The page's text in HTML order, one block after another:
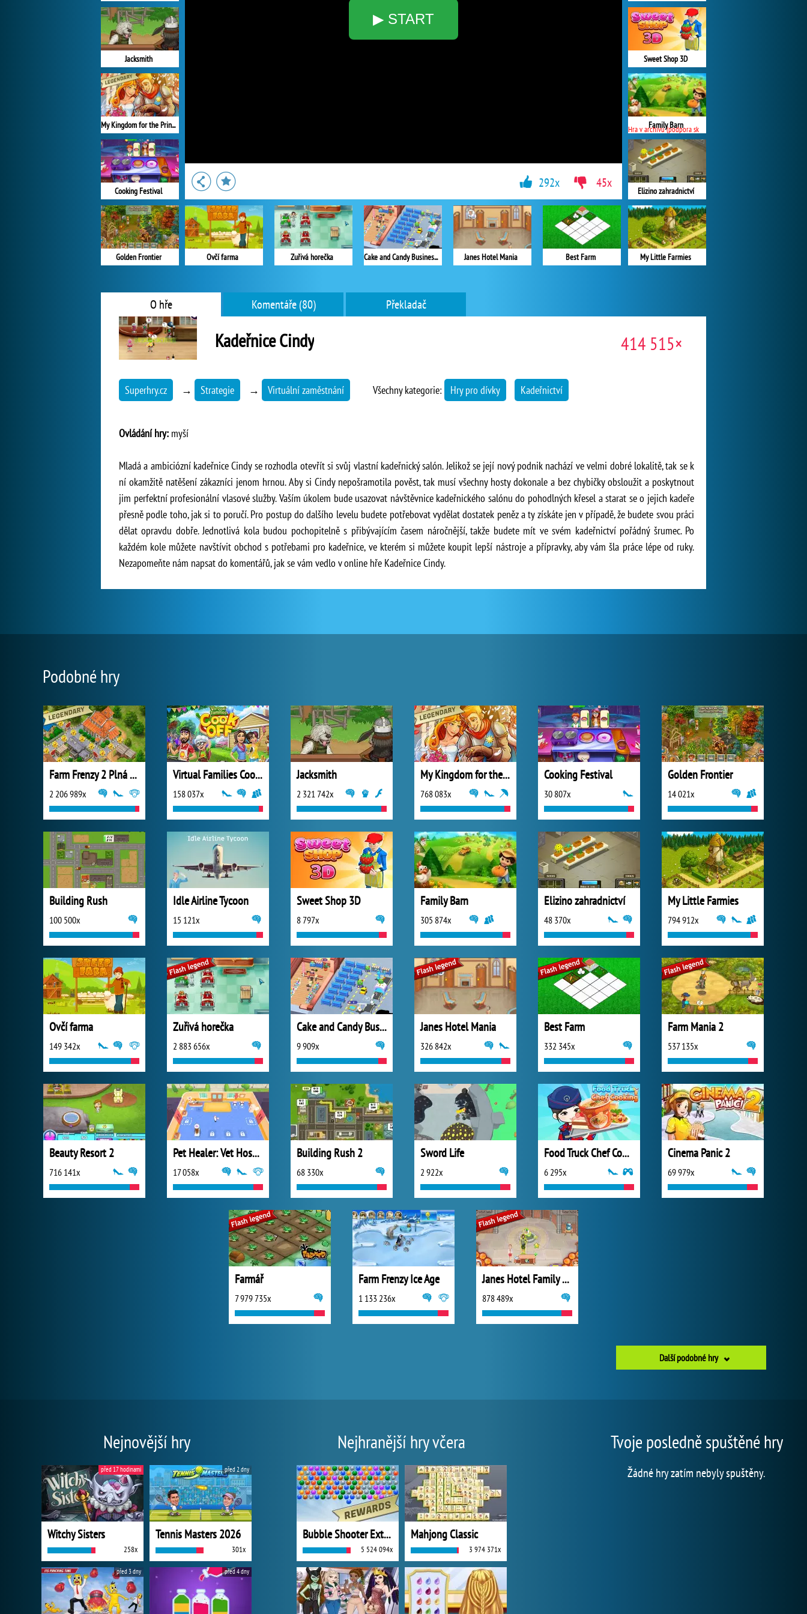
▶ START
Jacksmith
My Kingdom for the Princess Plná verze
Cooking Festival
Golden Frontier
Sweet Shop 3D
Family Barn
Hra v archivu (podpora skončila)
Elizino zahradnictví
My Little Farmies
Ovčí farma Zuřivá horečka Cake and Candy Business Tycoon Janes Hotel Mania Best Farm
292x 45x
O hře Komentáře (80) Překladač
Kadeřnice Cindy 414 515×
Superhry.cz → Strategie → Virtuální zaměstnání Všechny kategorie: Hry pro dívky Kadeřnictví
Ovládání hry: myší
Mladá a ambiciózní kadeřnice Cindy se rozhodla otevřít si svůj vlastní kadeřnický salón. Jelikož se její nový podnik nachází ve velmi dobré lokalitě, tak se k
ní okamžitě natěšení zákazníci jenom hrnou. Aby si Cindy nepošramotila pověst, tak musí všechny hosty dokonale a bez chybičky obsloužit a poskytnout
jim perfektní profesionální vlasové služby. Vaším úkolem bude usazovat návštěvnice kadeřnického salónu do pohodlných křesel a starat se o jejich kadeře
přesně podle toho, jak si to poručí. Pro postup do dalšího levelu budete potřebovat vydělat dostatek peněz a ty získáte jen v případě, že budete svou práci
dělat opravdu dobře. Jednotlivá kola budou pochopitelně s přibývajícím časem náročnější, takže budete mít ve svém kadeřnictví pořádný šrumec. Po
každém kole můžete navštívit obchod s potřebami pro kadeřnice, ve kterém si můžete koupit lepší nástroje a přípravky, aby vám šla práce lépe od ruky.
Nezapomeňte nám napsat do komentářů, jak se vám vedlo v online hře Kadeřnice Cindy.
Podobné hry
Farm Frenzy 2 Plná Verze
2 206 989x
Virtual Families Cook Off
158 037x
Jacksmith
2 321 742x
My Kingdom for the Princess Plná verze
768 083x
Cooking Festival
30 807x
Golden Frontier
14 021x
Building Rush
100 500x
Idle Airline Tycoon
15 121x
Sweet Shop 3D
8 797x
Family Barn
305 874x
Elizino zahradnictví
48 370x
My Little Farmies
794 912x
Ovčí farma
149 342x
Zuřivá horečka
2 883 656x
Cake and Candy Business Tycoon
9 909x
Janes Hotel Mania
326 842x
Best Farm
332 345x
Farm Mania 2
537 135x
Beauty Resort 2
716 141x
Pet Healer: Vet Hospital
17 058x
Building Rush 2
68 330x
Sword Life
2 922x
Food Truck Chef Cooking
6 295x
Cinema Panic 2
69 979x
Farmář
7 979 735x
Farm Frenzy Ice Age
1 133 236x
Janes Hotel Family Hero CZ
878 489x
Další podobné hry
Nejnovější hry
Witchy Sisters
258x
před 17 hodinami
Tennis Masters 2026
301x
před 2 dny
před 3 dny před 4 dny
Nejhranější hry včera
Bubble Shooter Extreme
5 524 094x
Mahjong Classic
3 974 371x
Tvoje posledně spuštěné hry
Žádné hry zatím nebyly spuštěny.